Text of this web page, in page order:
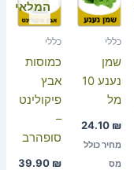
כללי
שמן
נענע 10
מל
24.10 ₪
מחיר כולל
מס
המלאי
כללי
כמוסות
אבץ
פיקולינט
–
סופהרב
39.90 ₪